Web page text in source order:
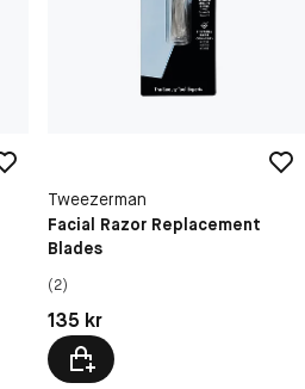
Tweezerman
Facial Razor Replacement
Blades
(2)
Pris: 135 kr
135 kr